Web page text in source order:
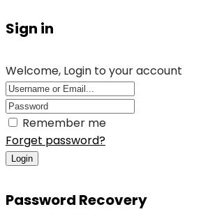
Sign in
Welcome, Login to your account
Remember me
Forget password?
Login
Password Recovery